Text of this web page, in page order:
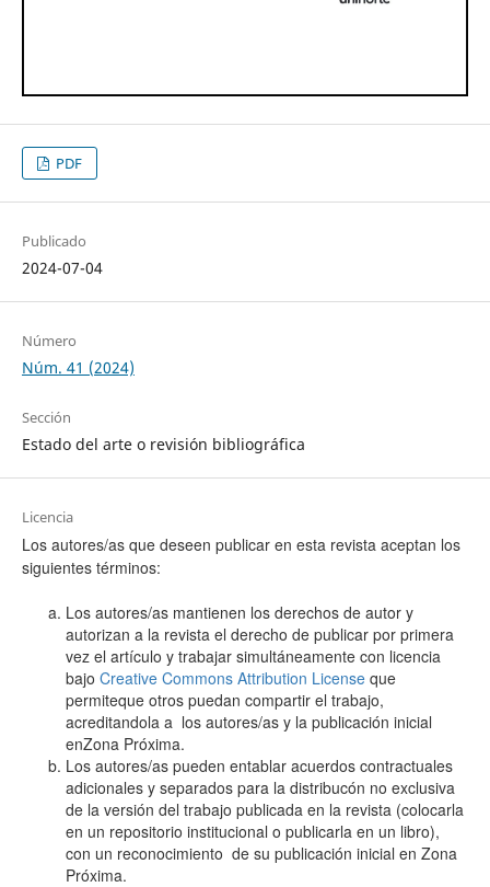
PDF
Publicado
2024-07-04
Número
Núm. 41 (2024)
Sección
Estado del arte o revisión bibliográfica
Licencia
Los autores/as que deseen publicar en esta revista aceptan los
siguientes términos:
Los autores/as mantienen los derechos de autor y
autorizan a la revista el derecho de publicar por primera
vez el artículo y trabajar simultáneamente con licencia
bajo Creative Commons Attribution Licenseque
permiteque otros puedan compartir el trabajo,
acreditandola a los autores/as y la publicación inicial
enZona Próxima.
Los autores/as pueden entablar acuerdos contractuales
adicionales y separados para la distribucón no exclusiva
de la versión del trabajo publicada en la revista (colocarla
en un repositorio institucional o publicarla en un libro),
con un reconocimiento de su publicación inicial en Zona
Próxima.